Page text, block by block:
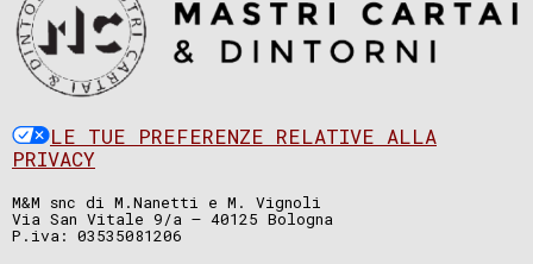
LE TUE PREFERENZE RELATIVE ALLA
PRIVACY
M&M snc di M.Nanetti e M. Vignoli
Via San Vitale 9/a – 40125 Bologna
P.iva: 03535081206